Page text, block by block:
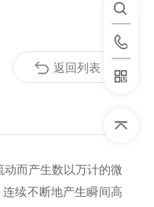
而产生数以万计的微
续不断地产生瞬间高
返回列表